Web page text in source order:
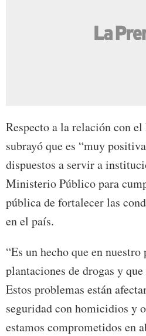
Respecto a la relación con
subrayó que es “muy
dispuestos a servir a
Ministerio Público para
pública de fortalecer las
en el país.
“Es un hecho que en
plantaciones de drogas y
Estos problemas están
seguridad con homicidios y
estamos comprometidos en